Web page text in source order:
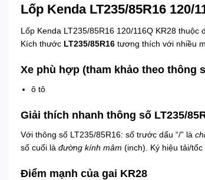
Lốp Kenda LT235/85R16 120/
Lốp Kenda LT235/85R16 120/116Q KR28 thuộc
Kích thước LT235/85R16 tương thích với nhiều
Xe phù hợp (tham khảo theo thông
ô tô
Giải thích nhanh thông số LT235/
Với thông số LT235/85R16: số trước dấu “/” là
số cuối là đường kính mâm (inch). Ký hiệu tải/
Điểm mạnh của gai KR28